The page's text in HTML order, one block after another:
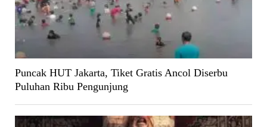
Puncak HUT Jakarta, Tiket Gratis Ancol Diserbu
Puluhan Ribu Pengunjung